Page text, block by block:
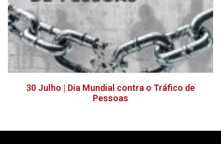
30 Julho | Dia Mundial contra o Tráfico de
Pessoas